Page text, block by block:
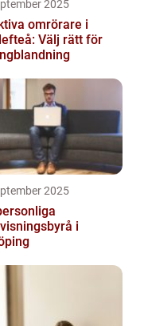
2025
omrörare i
Välj rätt för
2025
i